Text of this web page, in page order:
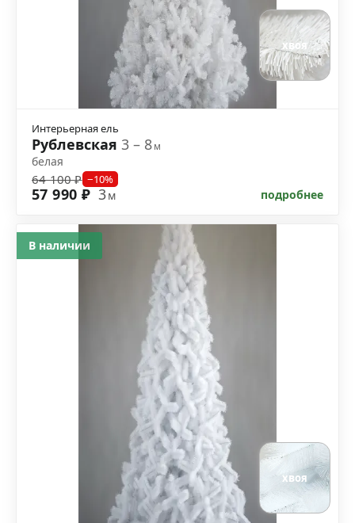
хвоя
Интерьерная ель
Рублевская 3 – 8м
белая
64 100 ₽ −10%
57 990 ₽ 3м подробнее
хвоя
В наличии